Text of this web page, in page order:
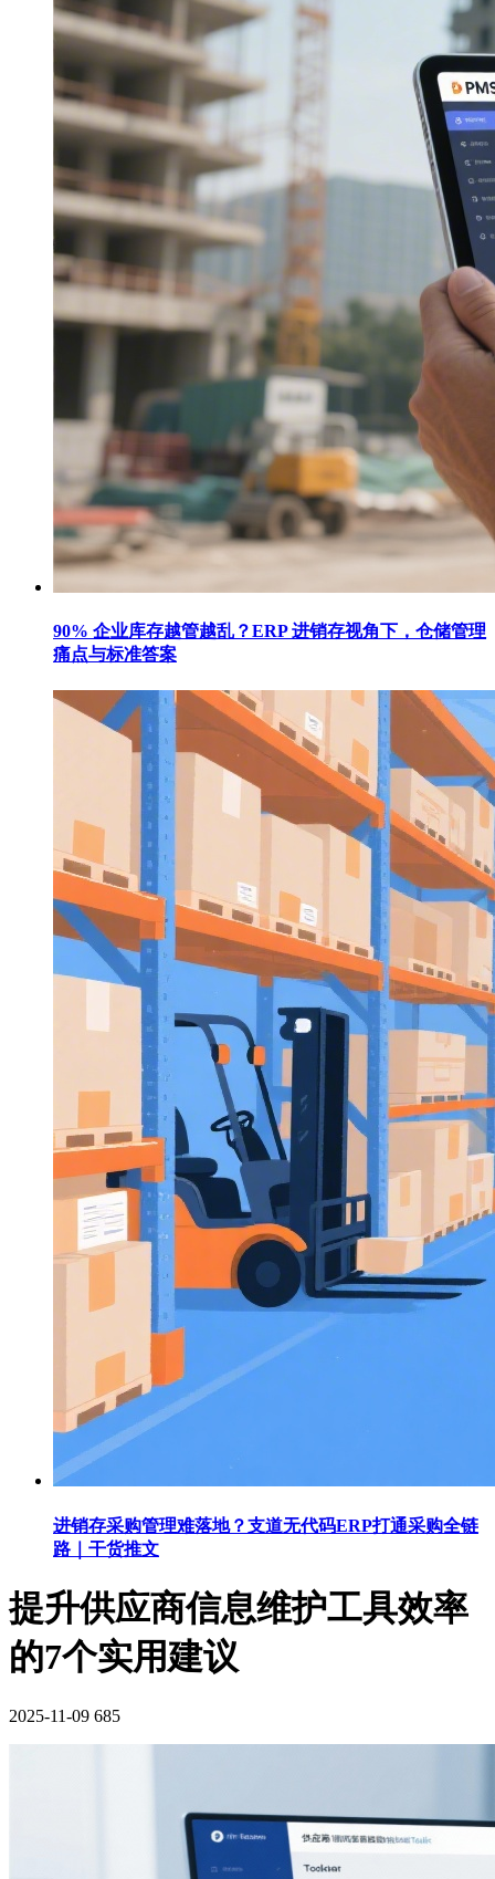
90% 企业库存越管越乱？ERP 进销存视角下，仓储管理
痛点与标准答案
进销存采购管理难落地？支道无代码ERP打通采购全链
路｜干货推文
提升供应商信息维护工具效率
的7个实用建议
2025-11-09 685